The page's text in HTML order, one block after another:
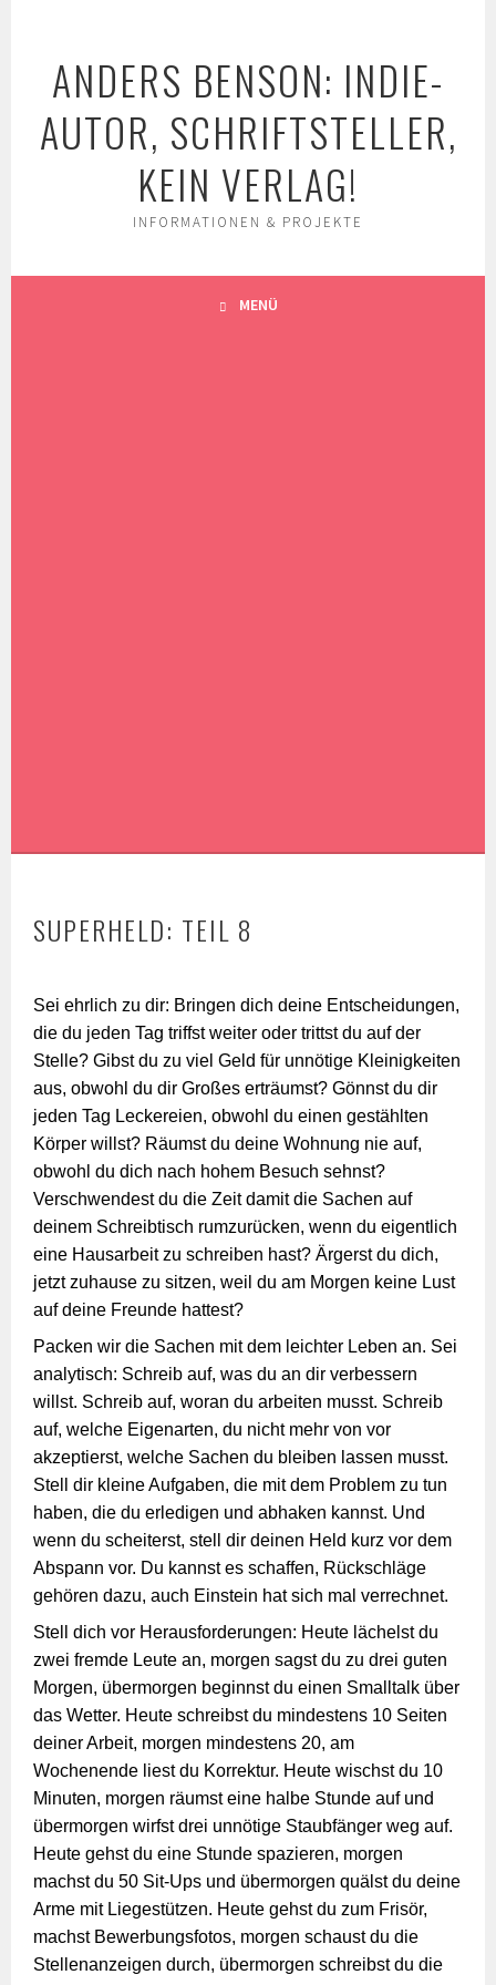
ANDERS BENSON: INDIE-
AUTOR, SCHRIFTSTELLER,
KEIN VERLAG!
INFORMATIONEN & PROJEKTE
MENÜ
SUPERHELD: TEIL 8
Sei ehrlich zu dir: Bringen dich deine Entscheidungen,
die du jeden Tag triffst weiter oder trittst du auf der
Stelle? Gibst du zu viel Geld für unnötige Kleinigkeiten
aus, obwohl du dir Großes erträumst? Gönnst du dir
jeden Tag Leckereien, obwohl du einen gestählten
Körper willst? Räumst du deine Wohnung nie auf,
obwohl du dich nach hohem Besuch sehnst?
Verschwendest du die Zeit damit die Sachen auf
deinem Schreibtisch rumzurücken, wenn du eigentlich
eine Hausarbeit zu schreiben hast? Ärgerst du dich,
jetzt zuhause zu sitzen, weil du am Morgen keine Lust
auf deine Freunde hattest?
Packen wir die Sachen mit dem leichter Leben an. Sei
analytisch: Schreib auf, was du an dir verbessern
willst. Schreib auf, woran du arbeiten musst. Schreib
auf, welche Eigenarten, du nicht mehr von vor
akzeptierst, welche Sachen du bleiben lassen musst.
Stell dir kleine Aufgaben, die mit dem Problem zu tun
haben, die du erledigen und abhaken kannst. Und
wenn du scheiterst, stell dir deinen Held kurz vor dem
Abspann vor. Du kannst es schaffen, Rückschläge
gehören dazu, auch Einstein hat sich mal verrechnet.
Stell dich vor Herausforderungen: Heute lächelst du
zwei fremde Leute an, morgen sagst du zu drei guten
Morgen, übermorgen beginnst du einen Smalltalk über
das Wetter. Heute schreibst du mindestens 10 Seiten
deiner Arbeit, morgen mindestens 20, am
Wochenende liest du Korrektur. Heute wischst du 10
Minuten, morgen räumst eine halbe Stunde auf und
übermorgen wirfst drei unnötige Staubfänger weg auf.
Heute gehst du eine Stunde spazieren, morgen
machst du 50 Sit-Ups und übermorgen quälst du deine
Arme mit Liegestützen. Heute gehst du zum Frisör,
machst Bewerbungsfotos, morgen schaust du die
Stellenanzeigen durch, übermorgen schreibst du die